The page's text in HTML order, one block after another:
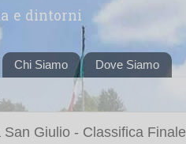
e dintorni
Chi Siamo Dove Siamo
Giulio - Classifica Finale